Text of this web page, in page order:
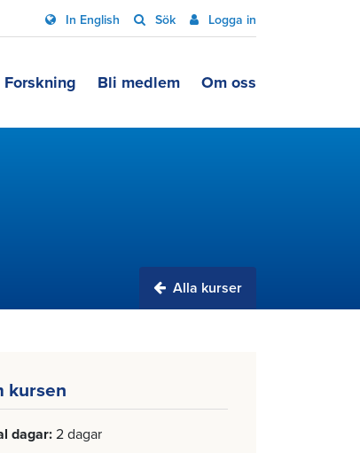
In English Sök Logga in
Forskning Bli medlem Om oss
Alla kurser
kursen
dagar 2 dagar